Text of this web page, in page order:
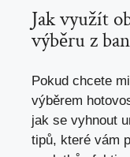
Jak využít
výběru z
Pokud chcete
výběrem
jak se vyhnout
tipů, které vám